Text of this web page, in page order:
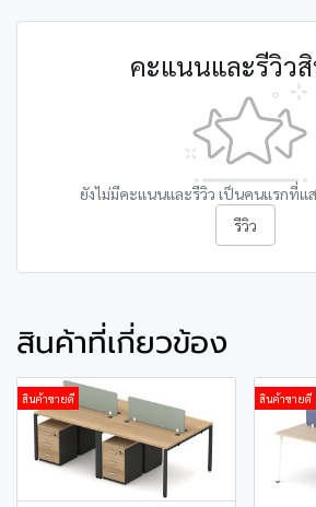
คะแนนและรีวิว
ยังไม่มีคะแนนและรีวิว เป็นคนแรกที่แ
รีวิว
สินค้าที่เกี่ยวข้อง
สินค้าขายดี สินค้าขายดี